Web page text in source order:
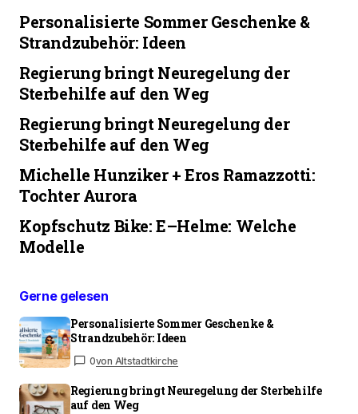
Personalisierte Sommer Geschenke &
Strandzubehör: Ideen
Regierung bringt Neuregelung der
Sterbehilfe auf den Weg
Regierung bringt Neuregelung der
Sterbehilfe auf den Weg
Michelle Hunziker + Eros Ramazzotti:
Tochter Aurora
Kopfschutz Bike: E–Helme: Welche
Modelle
Gerne gelesen
Personalisierte Sommer Geschenke &
Strandzubehör: Ideen
0von Altstadtkirche
Regierung bringt Neuregelung der Sterbehilfe
auf den Weg